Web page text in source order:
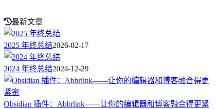
最新文章
2025 年终总结2026-02-17
2024 年终总结2024-12-29
Obsidian 插件：Abbrlink——让你的编辑器和博客融合得更紧